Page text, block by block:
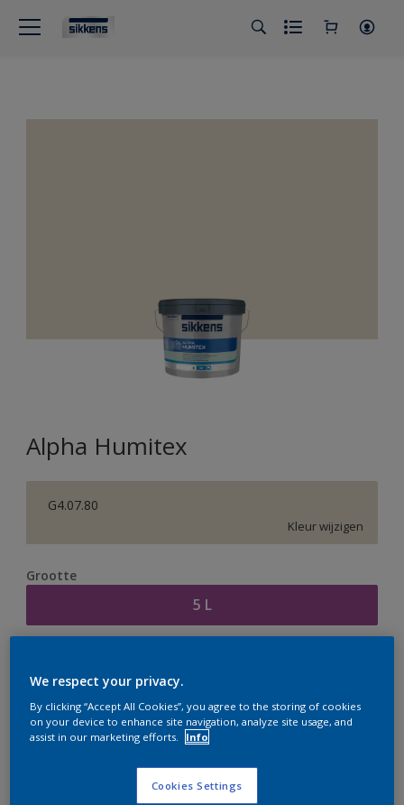
Alpha Humitex
G4.07.80
Kleur wijzigen
Grootte
5 L
er hard aan om de voorraad aan te vullen.
We respect your privacy.
By clicking “Accept All Cookies”, you agree to the storing of cookies
on your device to enhance site navigation, analyze site usage, and
assist in our marketing efforts.
Info
Cookies Settings